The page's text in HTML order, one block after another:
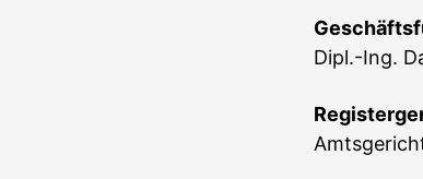
Dipl.-Ing.